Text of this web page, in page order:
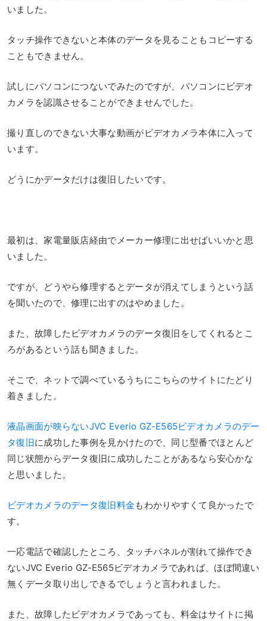
いました。
タッチ操作できないと本体のデータを見ることもコピーする
こともできません。
試しにパソコンにつないでみたのですが、パソコンにビデオ
カメラを認識させることができませんでした。
撮り直しのできない大事な動画がビデオカメラ本体に入って
います。
どうにかデータだけは復旧したいです。
最初は、家電量販店経由でメーカー修理に出せばいいかと思
いました。
ですが、どうやら修理するとデータが消えてしまうという話
を聞いたので、修理に出すのはやめました。
また、故障したビデオカメラのデータ復旧をしてくれるとこ
ろがあるという話も聞きました。
そこで、ネットで調べているうちにこちらのサイトにたどり
着きました。
液晶画面が映らないJVC Everio GZ-E565ビデオカメラのデー
タ復旧に成功した事例を見かけたので、同じ型番でほとんど
同じ状態からデータ復旧に成功したことがあるなら安心かな
と思いました。
ビデオカメラのデータ復旧料金 もわかりやすくて良かったで
す。
一応電話で確認したところ、タッチパネルが割れて操作でき
ないJVC Everio GZ-E565ビデオカメラであれば、ほぼ間違い
無くデータ取り出しできるでしょうと言われました。
また、故障したビデオカメラであっても、料金はサイトに掲